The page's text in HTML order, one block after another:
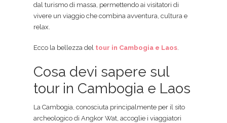
dal turismo di massa, permettendo ai visitatori di
vivere un viaggio che combina avventura, cultura e
relax.
Ecco la bellezza del tour in Cambogia e Laos.
Cosa devi sapere sul
tour in Cambogia e Laos
La Cambogia, conosciuta principalmente per il sito
archeologico di Angkor Wat, accoglie i viaggiatori